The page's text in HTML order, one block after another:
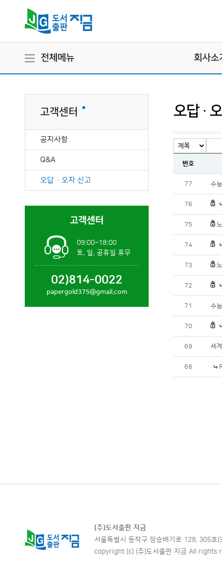
전체메뉴 회사소
고객센터
공지사항
Q&A
오답 · 오자 신고
고객센터
09:00~18:00
토, 일, 공휴일 휴무
02)814-0022
papergold375@gmail.com
오답 ·
번호
77 수
76
75
74
73
72
71 수
70
69 세
68
(주)도서출판 지금
서울특별시 동작구 장승배기로 128, 305
copyright (c) (주)도서출판 지금 All rights